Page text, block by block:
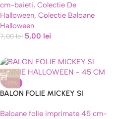
cm-baieti, Colectie De
Halloween, Colectie Baloane
Halloween
7,00lei 5,00 lei
-29%
BALON FOLIE MICKEY SI
Baloane folie imprimate 45 cm-